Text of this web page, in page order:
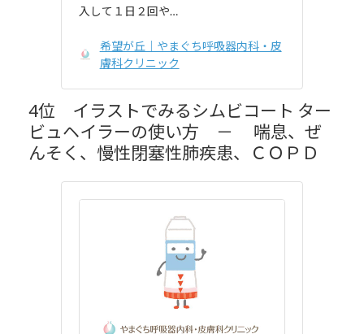
入して１日２回や…
希望が丘｜やまぐち呼吸器内科・皮
膚科クリニック
4位 イラストでみるシムビコート ター
ビュヘイラーの使い方 － 喘息、ぜ
んそく、慢性閉塞性肺疾患、ＣＯＰＤ